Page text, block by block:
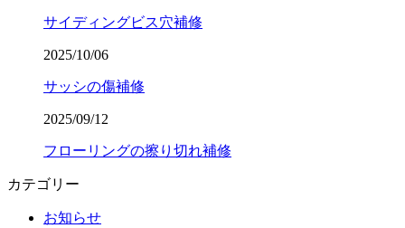
サイディングビス穴補修
2025/10/06
サッシの傷補修
2025/09/12
フローリングの擦り切れ補修
カテゴリー
お知らせ